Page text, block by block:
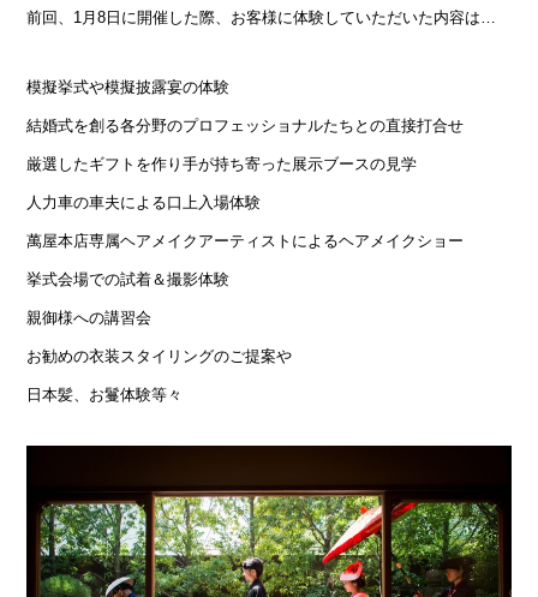
前回、1月8日に開催した際、お客様に体験していただいた内容は…
模擬挙式や模擬披露宴の体験
結婚式を創る各分野のプロフェッショナルたちとの直接打合せ
厳選したギフトを作り手が持ち寄った展示ブースの見学
人力車の車夫による口上入場体験
萬屋本店専属ヘアメイクアーティストによるヘアメイクショー
挙式会場での試着＆撮影体験
親御様への講習会
お勧めの衣装スタイリングのご提案や
日本髪、お鬘体験等々